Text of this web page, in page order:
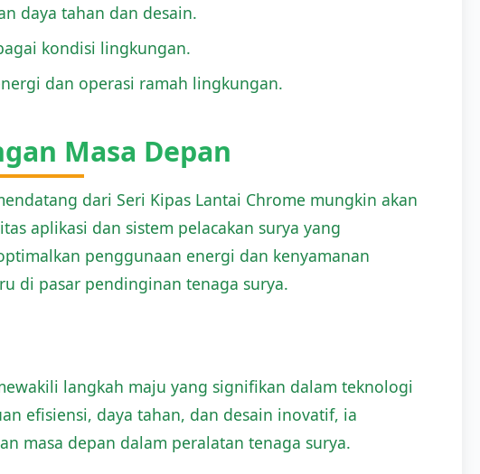
daya tahan dan desain.
kondisi lingkungan.
dan operasi ramah lingkungan.
Masa Depan
dari Seri Kipas Lantai Chrome mungkin akan
aplikasi dan sistem pelacakan surya yang
penggunaan energi dan kenyamanan
di pasar pendinginan tenaga surya.
langkah maju yang signifikan dalam teknologi
efisiensi, daya tahan, dan desain inovatif, ia
masa depan dalam peralatan tenaga surya.